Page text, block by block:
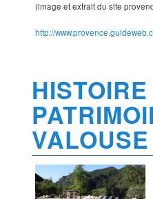
(image et extrait du site
http://